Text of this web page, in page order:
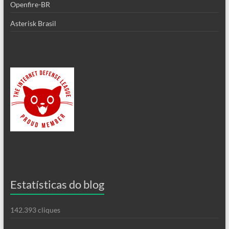
Openfire-BR
Asterisk Brasil
Estatísticas do blog
142.393 cliques